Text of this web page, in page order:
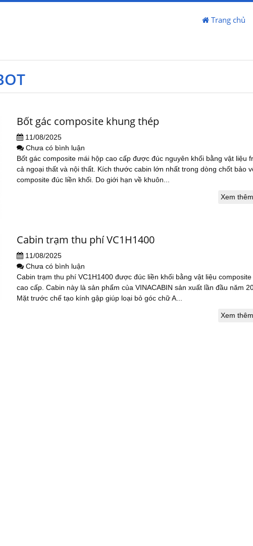
Trang chủ
Bốt gác composite khung thép
11/08/2025
Chưa có bình luận
Bốt gác composite mái hộp cao cấp được đúc nguyên khối bằng vật liệu
cả ngoại thất và nội thất. Kích thước cabin lớn nhất trong dòng chốt bảo
composite đúc liền khối. Do giới hạn về khuôn...
Xem thêm
Cabin trạm thu phí VC1H1400
11/08/2025
Chưa có bình luận
Cabin trạm thu phí VC1H1400 được đúc liền khối bằng vật liệu composite
cao cấp. Cabin này là sản phẩm của VINACABIN sản xuất lần đầu năm
Mặt trước chế tạo kính gập giúp loại bỏ góc chữ A...
Xem thêm